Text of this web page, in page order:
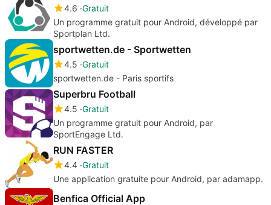
4.6 Gratuit
Un programme gratuit pour Android, développé par
Sportplan Ltd.
sportwetten.de - Sportwetten
4.5 Gratuit
sportwetten.de - Paris sportifs
Superbru Football
4.5 Gratuit
Un programme gratuit pour Android, par
SportEngage Ltd.
RUN FASTER
4.4 Gratuit
Une application gratuite pour Android, par adamapp.
Benfica Official App